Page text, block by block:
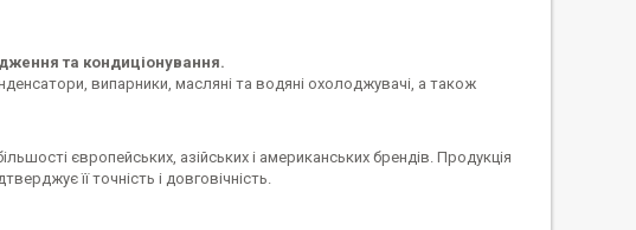
та кондиціонування.
випарники, масляні та водяні охолоджувачі, а також
європейських, азійських і американських брендів. Продукція
її точність і довговічність.